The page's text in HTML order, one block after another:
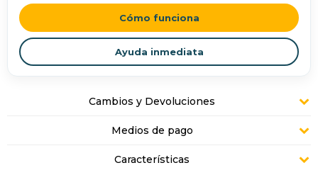
Cómo funciona
Ayuda inmediata
Cambios y Devoluciones
Medios de pago
Características